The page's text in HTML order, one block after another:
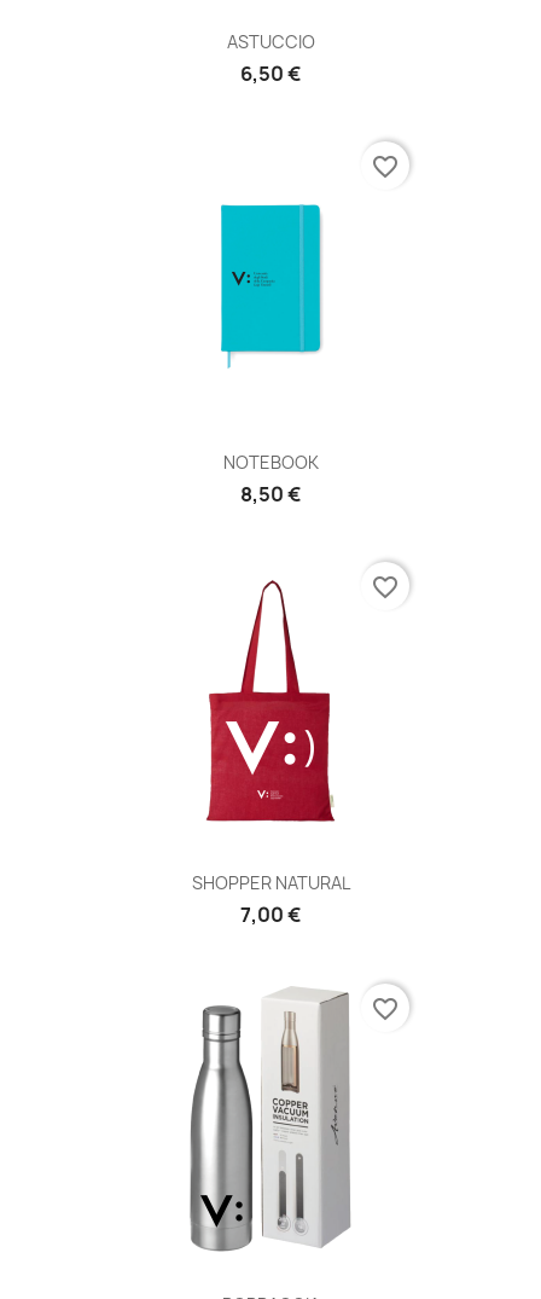
ASTUCCIO
6,50 €
NOTEBOOK
8,50 €
favorite_border
SHOPPER NATURAL
7,00 €
favorite_border
favorite_border